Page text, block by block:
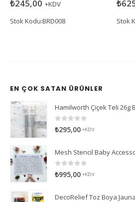
₺245,00 +KDV
Stok Kodu:BRD008
₺
Stok
EN ÇOK SATAN ÜRÜNLER
Hamilworth Çiçek Teli 26g
0 5 üzerinden
₺295,00 +KDV
Mesh Stencil Baby
0 5 üzerinden
₺995,00 +KDV
DecoRelief Toz Boya